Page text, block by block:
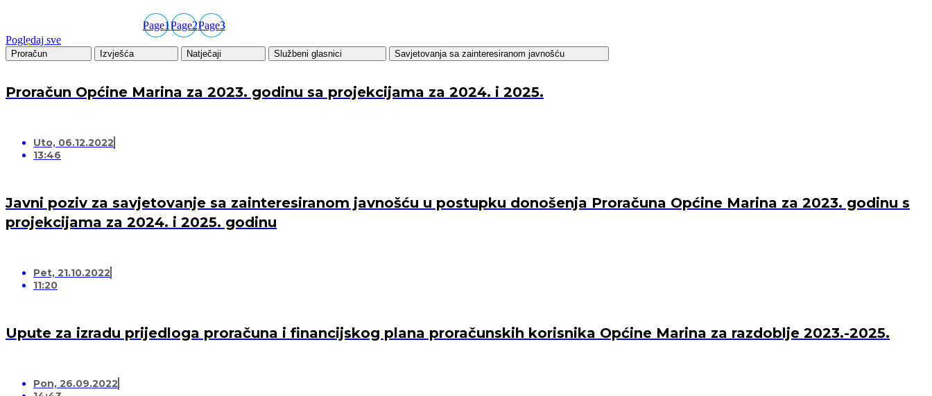
Page1Page2Page3
Pogledaj sve
Proračun Izvješća Natječaji Službeni glasnici Savjetovanja sa zainteresiranom javnošću
Proračun Općine Marina za 2023. godinu sa projekcijama za 2024. i 2025.
Uto, 06.12.2022
13:46
Javni poziv za savjetovanje sa zainteresiranom javnošću u postupku donošenja Proračuna Općine Marina za 2023. godinu s
projekcijama za 2024. i 2025. godinu
Pet, 21.10.2022
11:20
Upute za izradu prijedloga proračuna i financijskog plana proračunskih korisnika Općine Marina za razdoblje 2023.-2025.
Pon, 26.09.2022